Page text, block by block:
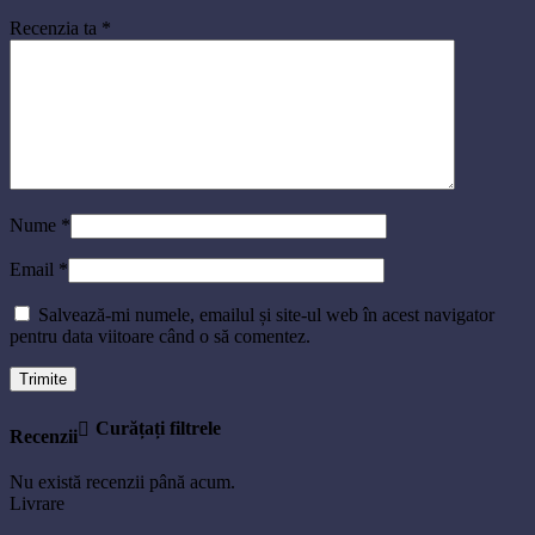
Recenzii Curățați filtrele
Nu există recenzii până acum.
Recenzia ta *
Nume *
Email *
Salvează-mi numele, emailul și site-ul web în acest navigator
pentru data viitoare când o să comentez.
Livrare